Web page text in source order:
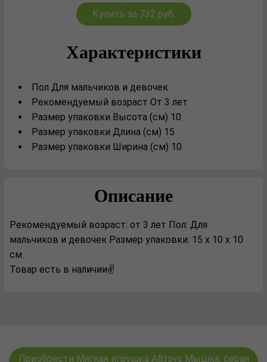
Купить за 732 руб.
Характеристики
Пол Для мальчиков и девочек
Рекомендуемый возраст От 3 лет
Размер упаковки Высота (см) 10
Размер упаковки Длина (см) 15
Размер упаковки Ширина (см) 10
Описание
Рекомендуемый возраст: от 3 лет Пол: Для
мальчиков и девочек Размер упаковки: 15 x 10 x 10
см.
Товар есть в наличии✌️
Приобрести Мягкая игрушка ABtoys Мышка, серая